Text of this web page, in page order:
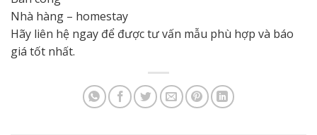
Nhà hàng – homestay
Hãy liên hệ ngay để được tư vấn mẫu phù hợp và báo
giá tốt nhất.